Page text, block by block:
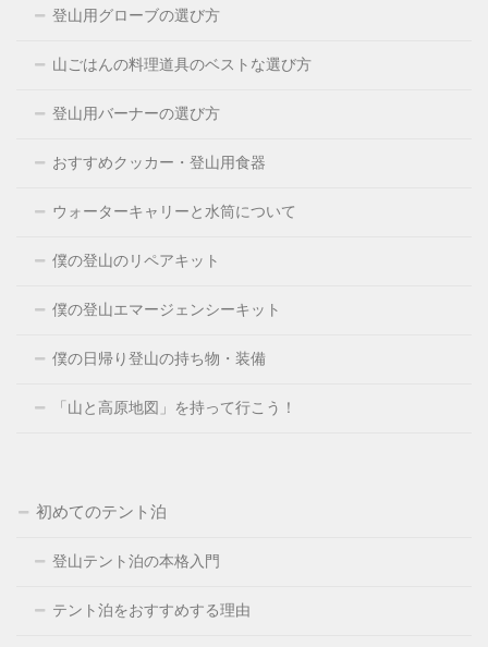
登山用グローブの選び方
山ごはんの料理道具のベストな選び方
登山用バーナーの選び方
おすすめクッカー・登山用食器
ウォーターキャリーと水筒について
僕の登山のリペアキット
僕の登山エマージェンシーキット
僕の日帰り登山の持ち物・装備
「山と高原地図」を持って行こう！
初めてのテント泊
登山テント泊の本格入門
テント泊をおすすめする理由